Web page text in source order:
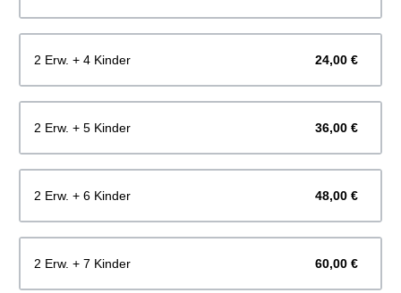
2 Erw. + 4 Kinder 24,00 €
2 Erw. + 5 Kinder 36,00 €
2 Erw. + 6 Kinder 48,00 €
2 Erw. + 7 Kinder 60,00 €